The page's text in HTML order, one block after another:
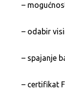
–
– odabir
– spajanje
– certifikat